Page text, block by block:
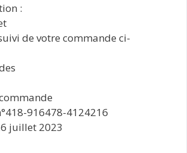
:
de votre commande ci-
916478-4124216
juillet 2023